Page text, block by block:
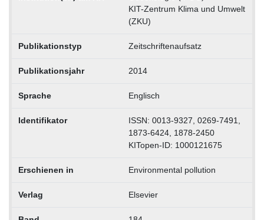
KIT-Zentrum Klima und Umwelt
(ZKU)
Publikationstyp Zeitschriftenaufsatz
Publikationsjahr 2014
Sprache Englisch
Identifikator
ISSN: 0013-9327, 0269-7491,
1873-6424, 1878-2450
KITopen-ID: 1000121675
Erschienen in Environmental pollution
Verlag Elsevier